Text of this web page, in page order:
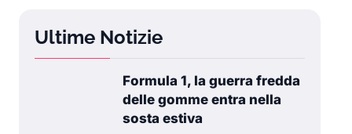
Ultime Notizie
Formula 1, la guerra fredda
delle gomme entra nella
sosta estiva